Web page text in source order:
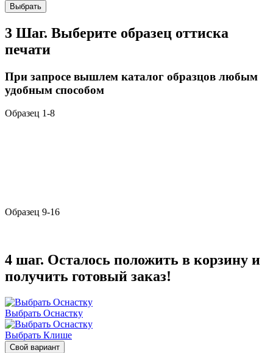
Выбрать
3 Шаг. Выберите образец оттиска
печати
При запросе вышлем каталог образцов любым
удобным способом
Образец 1-8
Образец 9-16
4 шаг. Осталось положить в корзину и
получить готовый заказ!
Выбрать Оснастку
Выбрать Клише
Свой вариант